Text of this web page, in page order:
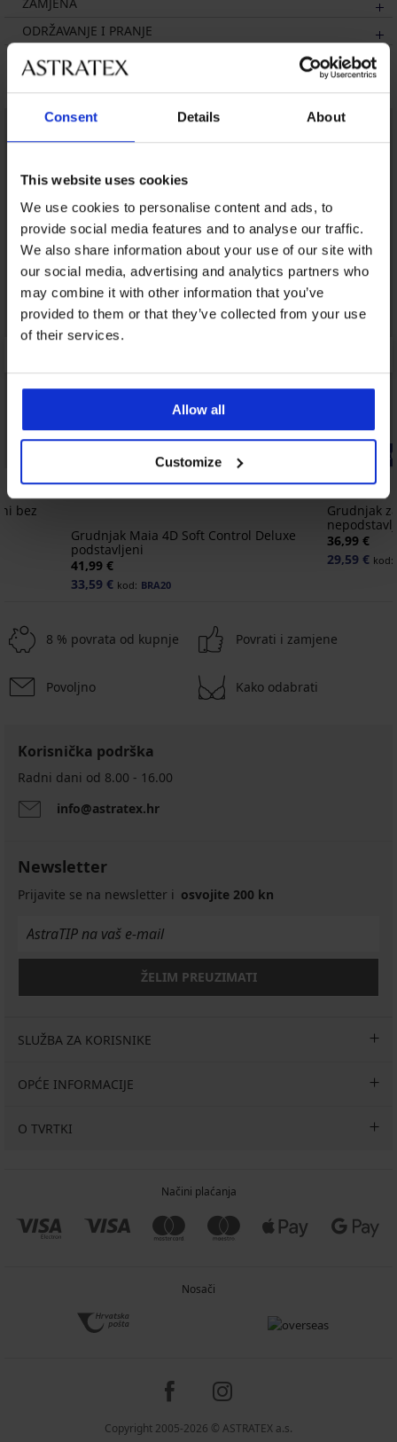
Consent Details About
This website uses cookies
We use cookies to personalise content and ads, to
provide social media features and to analyse our traffic.
We also share information about your use of our site with
our social media, advertising and analytics partners who
may combine it with other information that you’ve
provided to them or that they’ve collected from your use
of their services.
Allow all
Customize
ODRŽAVANJE I PRANJE
Možda će vam se svidjeti
bez
4,8
Grudnjak Maia 4D Soft Control Deluxe
podstavljeni
41,99 €
33,59 € kod: BRA20
-20% BRA20
Grudnjak
36,99 €
29,59 € kod:
8 % povrata od kupnje Povrati i zamjene
Povoljno Kako odabrati
Korisnička podrška
Radni dani od 8.00 - 16.00
info@astratex.hr
Newsletter
Prijavite se na newsletter i osvojite 200 kn
ŽELIM PREUZIMATI
SLUŽBA ZA KORISNIKE
OPĆE INFORMACIJE
O TVRTKI
Načini plaćanja
Nosači
Copyright 2005-2026 © ASTRATEX a.s.